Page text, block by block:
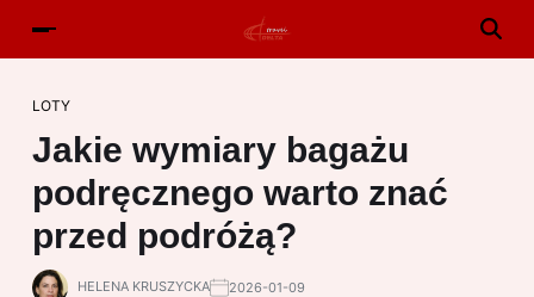
LOTY
Jakie wymiary bagażu
podręcznego warto znać
przed podróżą?
HELENA KRUSZYCKA 2026-01-09